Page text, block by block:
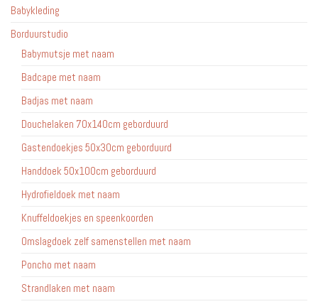
Babykleding
Borduurstudio
Babymutsje met naam
Badcape met naam
Badjas met naam
Douchelaken 70x140cm geborduurd
Gastendoekjes 50x30cm geborduurd
Handdoek 50x100cm geborduurd
Hydrofieldoek met naam
Knuffeldoekjes en speenkoorden
Omslagdoek zelf samenstellen met naam
Poncho met naam
Strandlaken met naam